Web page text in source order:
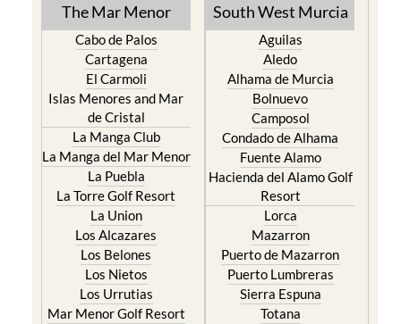
The Mar Menor
Cabo de Palos
Cartagena
El Carmoli
Islas Menores and Mar
de Cristal
La Manga Club
La Manga del Mar Menor
La Puebla
La Torre Golf Resort
La Union
Los Alcazares
Los Belones
Los Nietos
Los Urrutias
Mar Menor Golf Resort
South West Murcia
Aguilas
Aledo
Alhama de Murcia
Bolnuevo
Camposol
Condado de Alhama
Fuente Alamo
Hacienda del Alamo Golf
Resort
Lorca
Mazarron
Puerto de Mazarron
Puerto Lumbreras
Sierra Espuna
Totana